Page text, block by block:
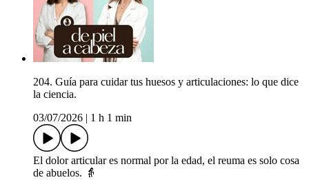
204. Guía para cuidar tus huesos y articulaciones: lo que dice
la ciencia.
03/07/2026
1 h 1 min
El dolor articular es normal por la edad, el reuma es solo cosa
de abuelos. 👵